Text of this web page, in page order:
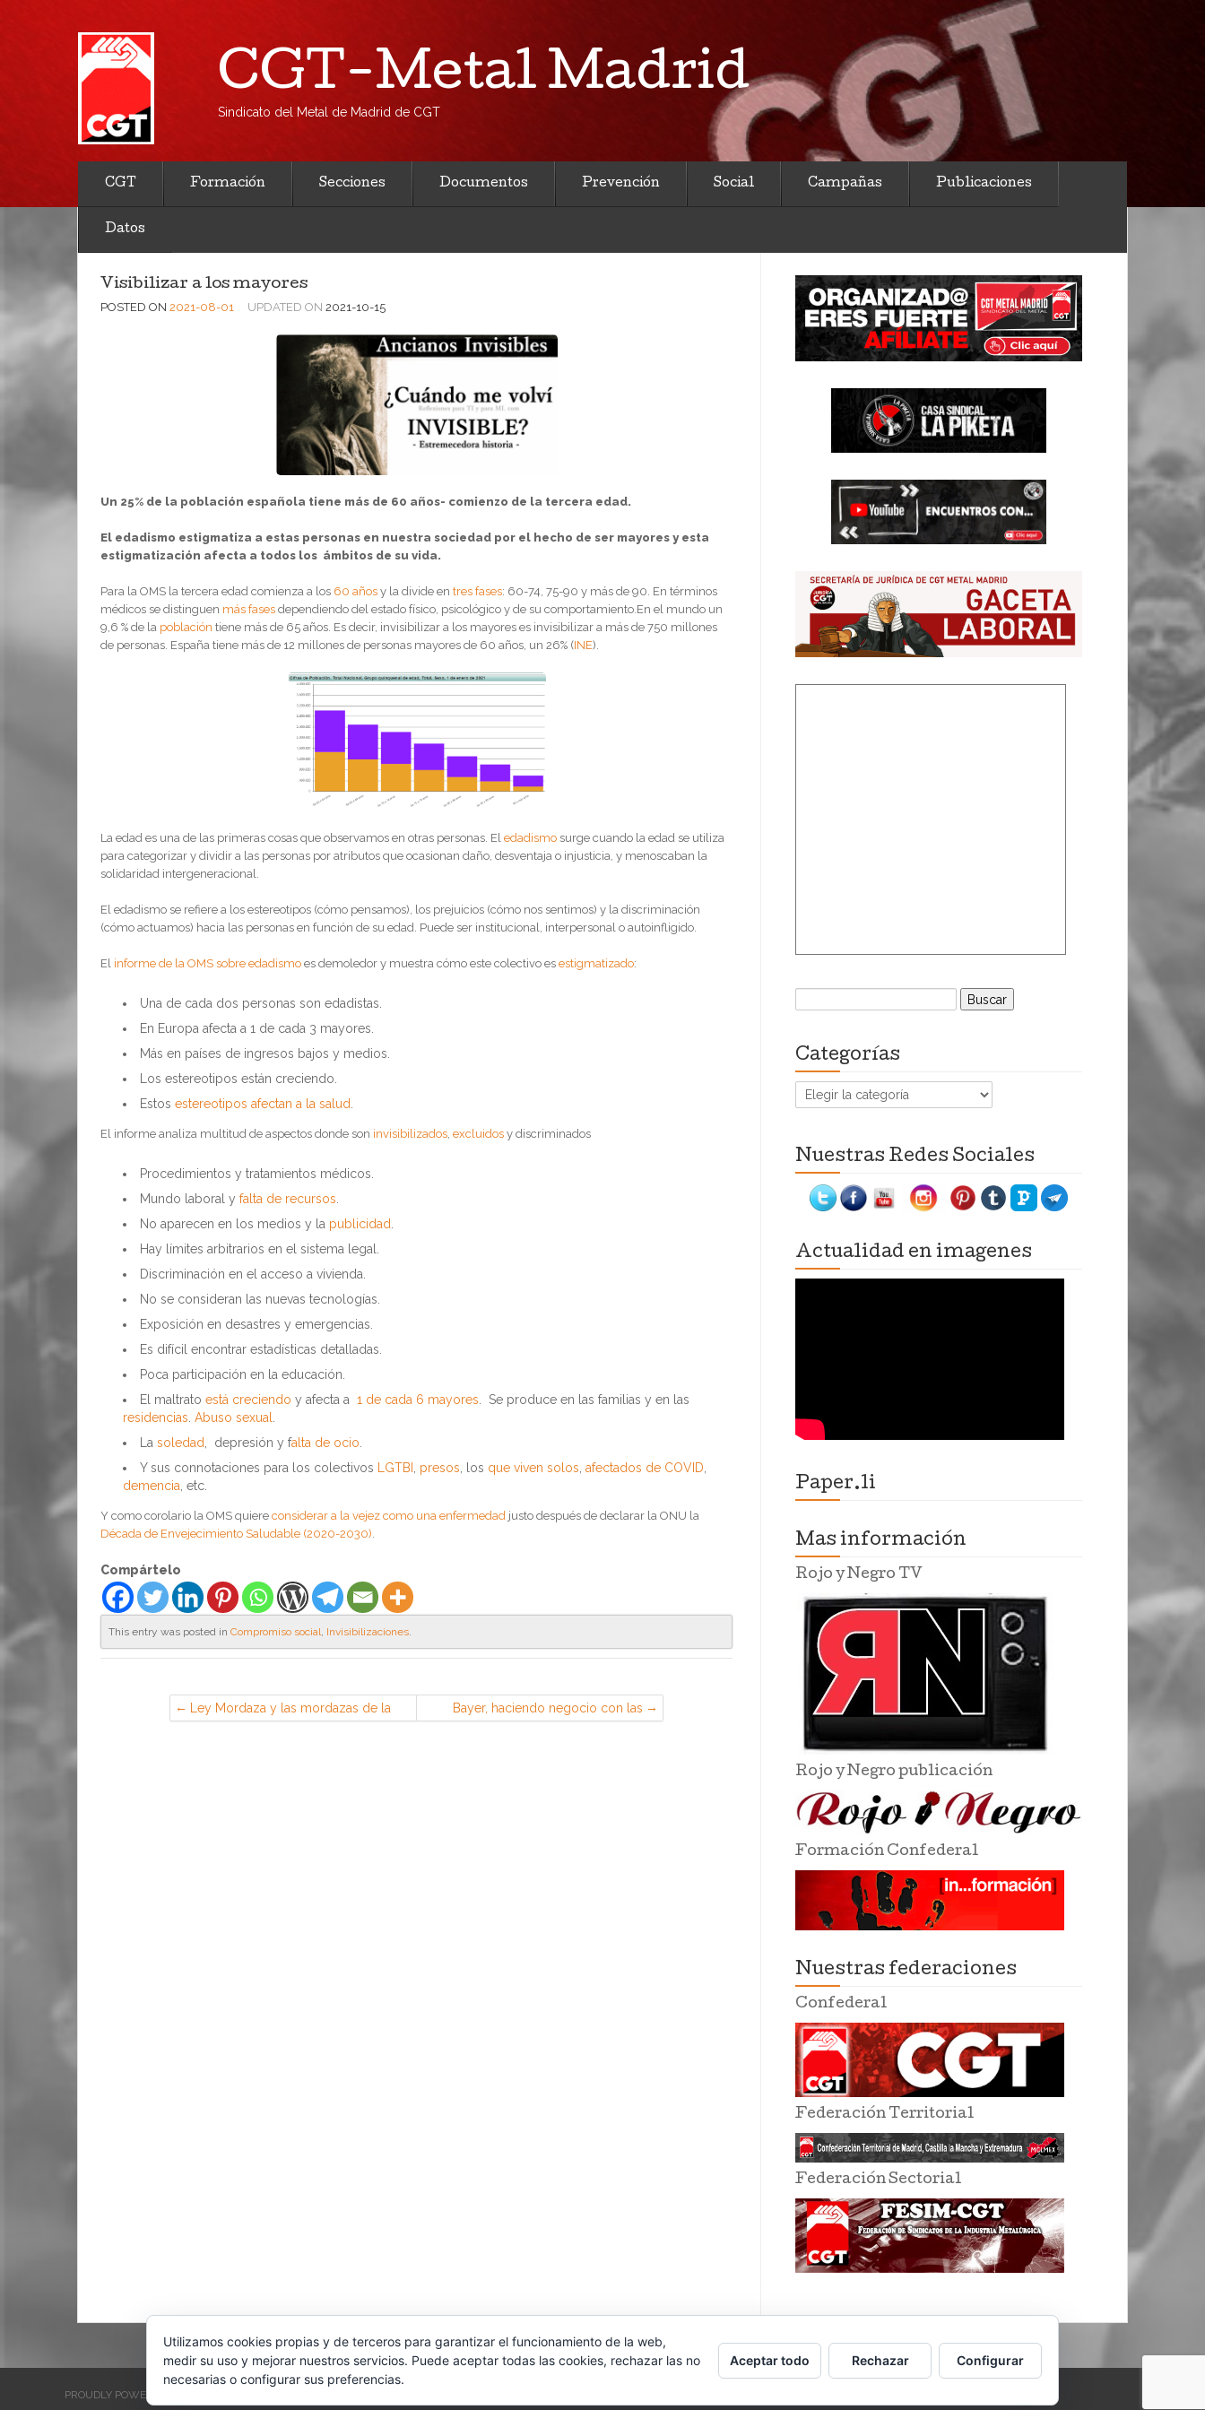
CGT-Metal Madrid
Sindicato del Metal de Madrid de CGT
CGT Formación Secciones Documentos Prevención Social Campañas Publicaciones
Datos
Visibilizar a los mayores
POSTED ON 2021-08-01 UPDATED ON 2021-10-15
Un 25% de la población española tiene más de 60 años- comienzo de la tercera edad.
El edadismo estigmatiza a estas personas en nuestra sociedad por el hecho de ser mayores y esta
estigmatización afecta a todos los ámbitos de su vida.
Para la OMS la tercera edad comienza a los 60 años y la divide en tres fases: 60-74, 75-90 y más de 90. En términos
médicos se distinguen más fases dependiendo del estado físico, psicológico y de su comportamiento.En el mundo un
9,6 % de la población tiene más de 65 años. Es decir, invisibilizar a los mayores es invisibilizar a más de 750 millones
de personas. España tiene más de 12 millones de personas mayores de 60 años, un 26% (INE).
La edad es una de las primeras cosas que observamos en otras personas. El edadismo surge cuando la edad se utiliza
para categorizar y dividir a las personas por atributos que ocasionan daño, desventaja o injusticia, y menoscaban la
solidaridad intergeneracional.
El edadismo se refiere a los estereotipos (cómo pensamos), los prejuicios (cómo nos sentimos) y la discriminación
(cómo actuamos) hacia las personas en función de su edad. Puede ser institucional, interpersonal o autoinfligido.
El informe de la OMS sobre edadismo es demoledor y muestra cómo este colectivo es estigmatizado:
Una de cada dos personas son edadistas.
En Europa afecta a 1 de cada 3 mayores.
Más en países de ingresos bajos y medios.
Los estereotipos están creciendo.
Estos estereotipos afectan a la salud
El informe analiza multitud de aspectos donde son invisibilizados excluidos y discriminados
Procedimientos y tratamientos médicos.
Mundo laboral y falta de recursos
No aparecen en los medios y la publicidad
Hay límites arbitrarios en el sistema legal.
Discriminación en el acceso a vivienda.
No se consideran las nuevas tecnologías.
Exposición en desastres y emergencias.
Es difícil encontrar estadísticas detalladas.
Poca participación en la educación.
El maltrato está creciendo y afecta a 1 de cada 6 mayores . Se produce en las familias y en las
residencias Abuso sexual
La soledad , depresión y falta de ocio
Y sus connotaciones para los colectivos
LGTBI presos , los que viven solos afectados de COVID
demencia , etc.
Y como corolario la OMS quiere considerar a la vejez como una enfermedad justo después de declarar la ONU la
Década de Envejecimiento Saludable (2020-2030)
Compártelo
This entry was posted in Compromiso social, Invisibilizaciones.
Ley Mordaza y las mordazas de la
ley
Bayer, haciendo negocio con las
necesidades básicas
Buscar:
Categorías
Categorías
Nuestras Redes Sociales
Actualidad en imagenes
Paper.li
Mas información
Rojo y Negro TV
Rojo y Negro publicación
Formación Confederal
Nuestras federaciones
Confederal
Federación Territorial
Federación Sectorial
PROUDLY POWERED BY WORDPRESS
Utilizamos cookies propias y de terceros para garantizar el funcionamiento de la web,
medir su uso y mejorar nuestros servicios. Puede aceptar todas las cookies, rechazar las no
necesarias o configurar sus preferencias.
Aceptar todo Rechazar Configurar